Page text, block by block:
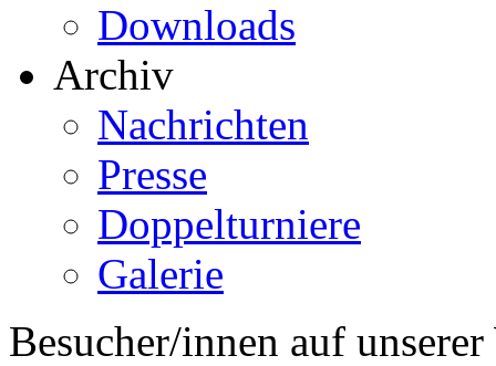
Downloads
Archiv
Nachrichten
Presse
Doppelturniere
Galerie
Besucher/innen auf